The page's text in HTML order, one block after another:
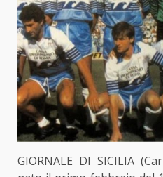
GIORNALE DI SICILIA